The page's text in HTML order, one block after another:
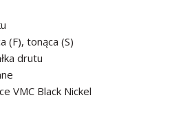
(F), tonąca (S)
drutu
VMC Black Nickel